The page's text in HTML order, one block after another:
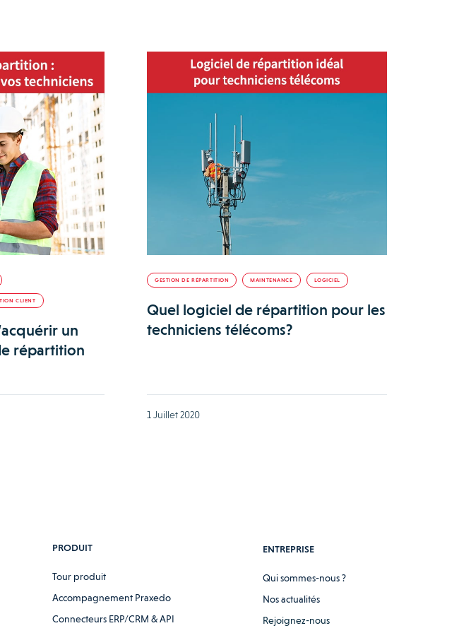
CLIENT
un
répartition
GESTION DE RÉPARTITION MAINTENANCE LOGICIEL
Quel logiciel de répartition pour les
techniciens télécoms?
1 Juillet 2020
PRODUIT
Tour produit
Accompagnement Praxedo
Connecteurs ERP/CRM & API
ENTREPRISE
Qui sommes-nous ?
Nos actualités
Rejoignez-nous